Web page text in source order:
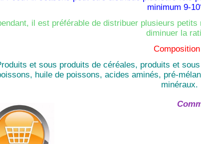
minimum 9-
il est préférable de distribuer plusieurs
diminuer la
et sous produits de céréales, produits et
huile de poissons, acides aminés, pré-
minéraux.